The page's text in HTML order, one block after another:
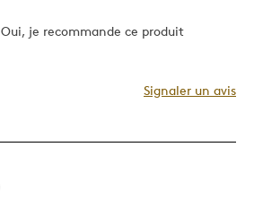
Oui, je recommande ce produit
Signaler un avis